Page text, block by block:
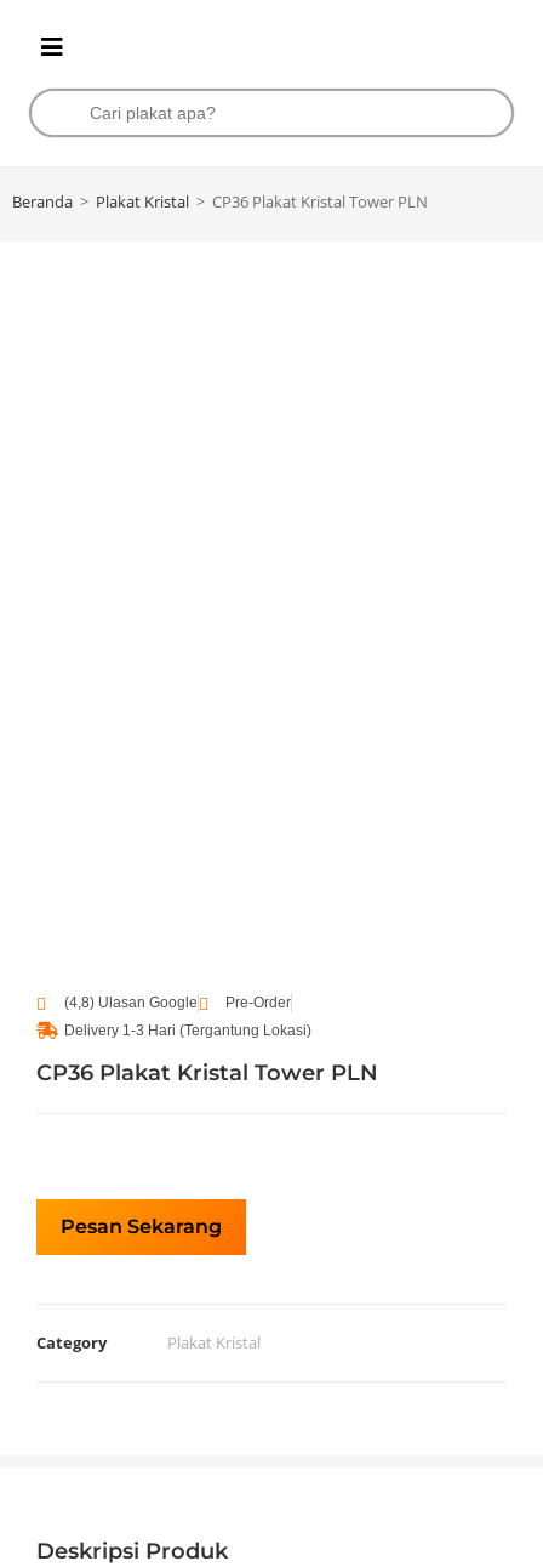
Beranda > Plakat Kristal > CP36 Plakat Kristal Tower PLN
(4,8) Ulasan Google
Pre-Order
Delivery 1-3 Hari (Tergantung Lokasi)
CP36 Plakat Kristal Tower PLN
Pesan Sekarang
Category Plakat Kristal
Deskripsi Produk